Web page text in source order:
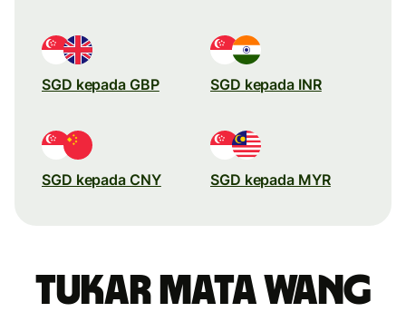
SGD kepada GBP SGD kepada INR
SGD kepada CNY SGD kepada MYR
Tukar mata wang